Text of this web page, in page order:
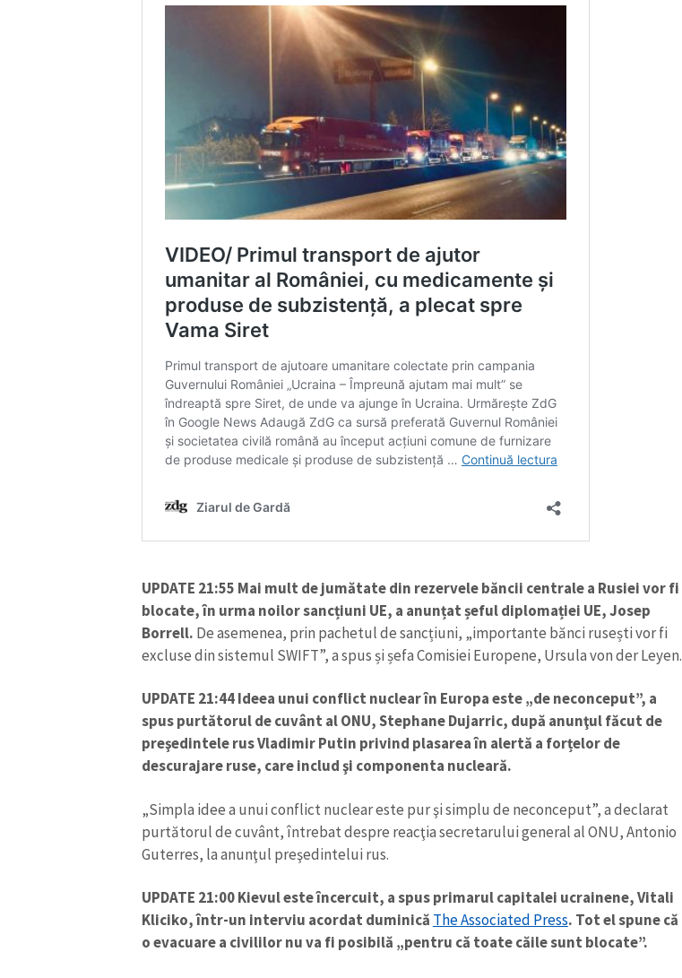
UPDATE 21:55 Mai mult de jumătate din rezervele băncii centrale a Rusiei vor fi
blocate, în urma noilor sancțiuni UE, a anunțat șeful diplomației UE, Josep
Borrell. De asemenea, prin pachetul de sancțiuni, „importante bănci rusești vor fi
excluse din sistemul SWIFT”, a spus și șefa Comisiei Europene, Ursula von der Leyen.
UPDATE 21:44 Ideea unui conflict nuclear în Europa este „de neconceput”, a
spus purtătorul de cuvânt al ONU, Stephane Dujarric, după anunţul făcut de
preşedintele rus Vladimir Putin privind plasarea în alertă a forțelor de
descurajare ruse, care includ şi componenta nucleară.
„Simpla idee a unui conflict nuclear este pur şi simplu de neconceput”, a declarat
purtătorul de cuvânt, întrebat despre reacţia secretarului general al ONU, Antonio
Guterres, la anunţul preşedintelui rus.
UPDATE 21:00Kievul este încercuit, a spus primarul capitalei ucrainene, Vitali
Kliciko, într-un interviu acordat duminică The Associated Press. Tot el spune că
o evacuare a civililor nu va fi posibilă „pentru că toate căile sunt blocate”.